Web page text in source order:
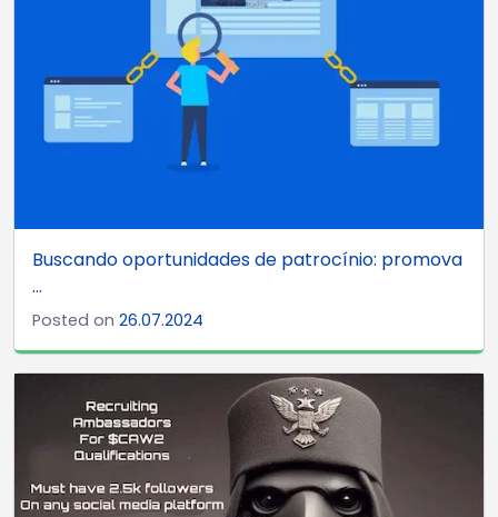
Buscando oportunidades de patrocínio: promova
...
Posted on 26.07.2024